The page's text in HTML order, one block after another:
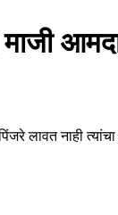
लावत नाही